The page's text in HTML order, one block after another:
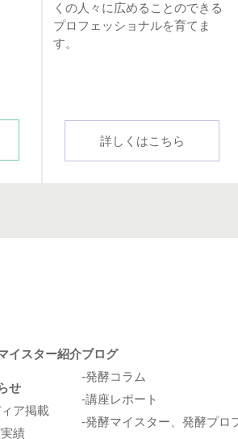
くの人々に広めることのできる
プロフェッショナルを育てま
す。
詳しくはこちら
イスター紹介
せ
ィア掲載
績
ブログ
発酵コラム
講座レポート
発酵マイスター、発酵プロ